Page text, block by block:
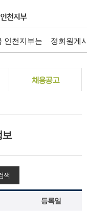
인천지부는 정회원게
채용공고
보
색
등록일